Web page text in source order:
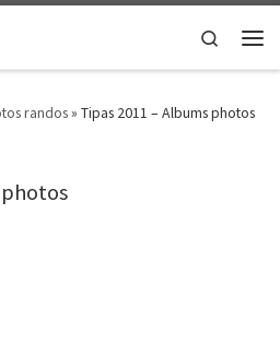
Search
randos» Tipas 2011 – Albums photos
photos